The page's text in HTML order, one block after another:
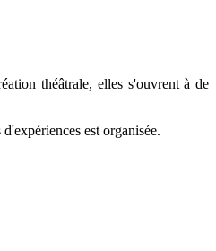
théâtrale, elles s'ouvrent à de
est organisée.